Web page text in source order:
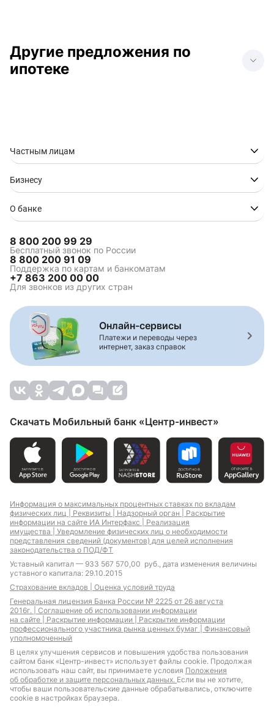
Другие предложения по
ипотеке
Новороссийске
Ипотека в Таганроге
Ипотека на
строительство
Зелёная ипотека
Ипотека для
Сельская ипотека
Комбинированная
Ипотека на вторичное
Строительство жилья
Ипотека на
апартаменты
Ипотека на дом
Ипотека на студию
Ипотека новостройки
Ипотека на
новостройку
Ипотека вторичный
рынок
Ипотека для ИП
Ипотека для
отличников
Ипотека для
самозанятых
Ипотека для IT-
специалистов с
льготной
господдержкой
Земельная ипотека
Материнский капитал
Ипотека с плавающими
ставками
Частным лицам
Бизнесу
О банке
8 800 200 99 29
Бесплатный звонок по России
8 800 200 91 09
Поддержка по картам и банкоматам
+7 863 200 00 00
Для звонков из других стран
Онлайн-сервисы
Платежи и переводы через
интернет, заказ справок
Скачать Мобильный банк «Центр-инвест»
Информация о максимальных процентных ставках по вкладам
физических лиц | Реквизиты | Надзорный орган | Раскрытие
информации на сайте ИА Интерфакс | Реализация
имущества | Уведомление физических лиц о необходимости
представления сведений (документов) для целей исполнения
законодательства о ПОД/ФТ
Уставный капитал — 933 567 570,00 руб., дата изменения величины
уставного капитала: 29.10.2015
Страхование вкладов | Оценка условий труда
Генеральная лицензия Банка России № 2225 от 26 августа
2016г. | Соглашение об использовании информации
на сайте | Раскрытие информации | Раскрытие информации
профессионального участника рынка ценных бумаг | Финансовый
уполномоченный
В целях улучшения сервисов и повышения удобства пользования
сайтом банк «Центр-инвест» использует файлы cookie. Продолжая
использовать наш сайт, вы принимаете условия Положения
об обработке и защите персональных данных. Если вы не хотите,
чтобы ваши пользовательские данные обрабатывались, отключите
cookie в настройках браузера.